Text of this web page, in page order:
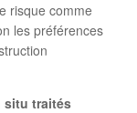
risque comme
les préférences
situ traités